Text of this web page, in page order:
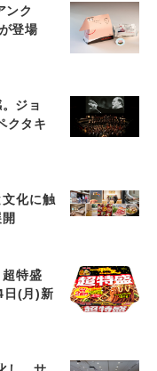
ンク
が登場
ジョ
クタキ
化に触
超特盛
日(月)新